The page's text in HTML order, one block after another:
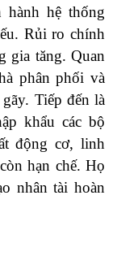
hành hệ thống
Rủi ro chính
gia tăng. Quan
phân phối và
Tiếp đến là
khẩu các bộ
động cơ, linh
hạn chế. Họ
nhân tài hoàn